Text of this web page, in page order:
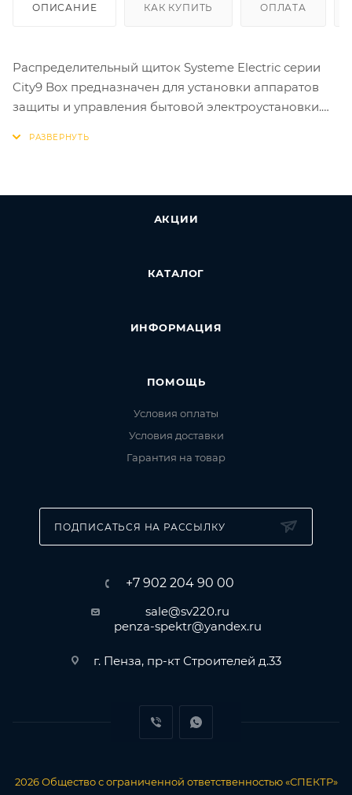
ОПИСАНИЕ КАК КУПИТЬ ОПЛАТА
Распределительный щиток Systeme Electric серии
City9 Box предназначен для установки аппаратов
защиты и управления бытовой электроустановки.
АКЦИИ
КАТАЛОГ
ИНФОРМАЦИЯ
ПОМОЩЬ
Условия оплаты
Условия доставки
Гарантия на товар
ПОДПИСАТЬСЯ НА РАССЫЛКУ
+7 902 204 90 00
sale@sv220.ru
penza-spektr@yandex.ru
г. Пенза, пр-кт Строителей д.33
2026 Общество с ограниченной ответственностью «СПЕКТР»